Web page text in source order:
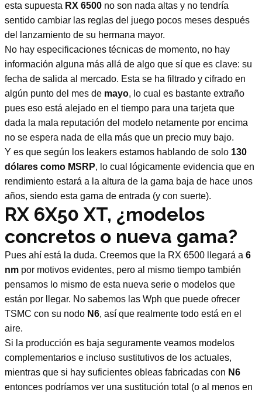
esta supuesta RX 6500 no son nada altas y no tendría
sentido cambiar las reglas del juego pocos meses después
del lanzamiento de su hermana mayor.
No hay especificaciones técnicas de momento, no hay
información alguna más allá de algo que sí que es clave: su
fecha de salida al mercado. Esta se ha filtrado y cifrado en
algún punto del mes de mayo, lo cual es bastante extraño
pues eso está alejado en el tiempo para una tarjeta que
dada la mala reputación del modelo netamente por encima
no se espera nada de ella más que un precio muy bajo.
Y es que según los leakers estamos hablando de solo 130
dólares como MSRP, lo cual lógicamente evidencia que en
rendimiento estará a la altura de la gama baja de hace unos
años, siendo esta gama de entrada (y con suerte).
RX 6X50 XT, ¿modelos
concretos o nueva gama?
Pues ahí está la duda. Creemos que la RX 6500 llegará a 6
nm por motivos evidentes, pero al mismo tiempo también
pensamos lo mismo de esta nueva serie o modelos que
están por llegar. No sabemos las Wph que puede ofrecer
TSMC con su nodo N6, así que realmente todo está en el
aire.
Si la producción es baja seguramente veamos modelos
complementarios e incluso sustitutivos de los actuales,
mientras que si hay suficientes obleas fabricadas con N6
entonces podríamos ver una sustitución total (o al menos en